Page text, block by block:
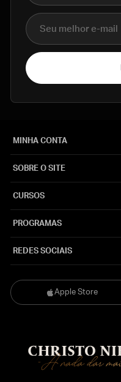
E-mail
Apple Store
MINHA CONTA
SOBRE O SITE
CURSOS
PROGRAMAS
REDES SOCIAIS